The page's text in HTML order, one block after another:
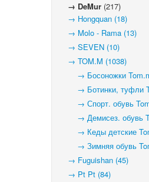
→ DeMur (217)
→ Hongquan (18)
→ Molo - Rama (13)
→ SEVEN (10)
→ TOM.M (1038)
→ Босоножки
→ Ботинки, туфли
→ Спорт. обувь
→ Демисез. обувь
→ Кеды детские
→ Зимняя обувь
→ Fuguishan (45)
→ Pt Pt (84)